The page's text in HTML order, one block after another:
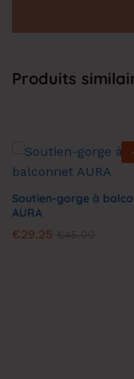
Produits
Soutien-gorge à
AURA
€29.25